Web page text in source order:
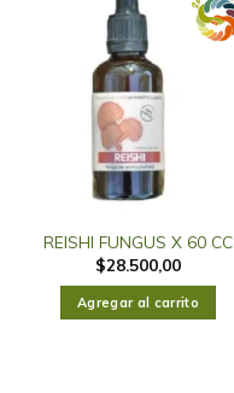
REISHI FUNGUS X 60 CC
$28.500,00
Agregar al carrito